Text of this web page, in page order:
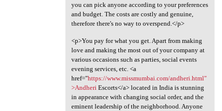
you can pick anyone according to your preferences
and budget. The costs are costly and genuine,
therefore there's no way to overspend.</p>
<p>You pay for what you get. Apart from making
love and making the most out of your company at
various occasions such as parties, social events
evening services, etc. <a
href="https://www.missmumbai.com/andheri.html"
>Andheri Escorts</a> located in India is stunning
in appearance with changing social order, and the
eminent leadership of the neighborhood. Anyone